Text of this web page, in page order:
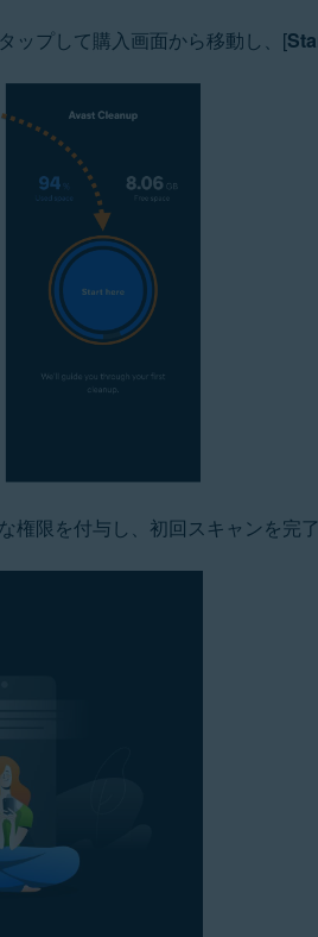
ップして購入画面から移動し、[
権限を付与し、初回スキャンを完